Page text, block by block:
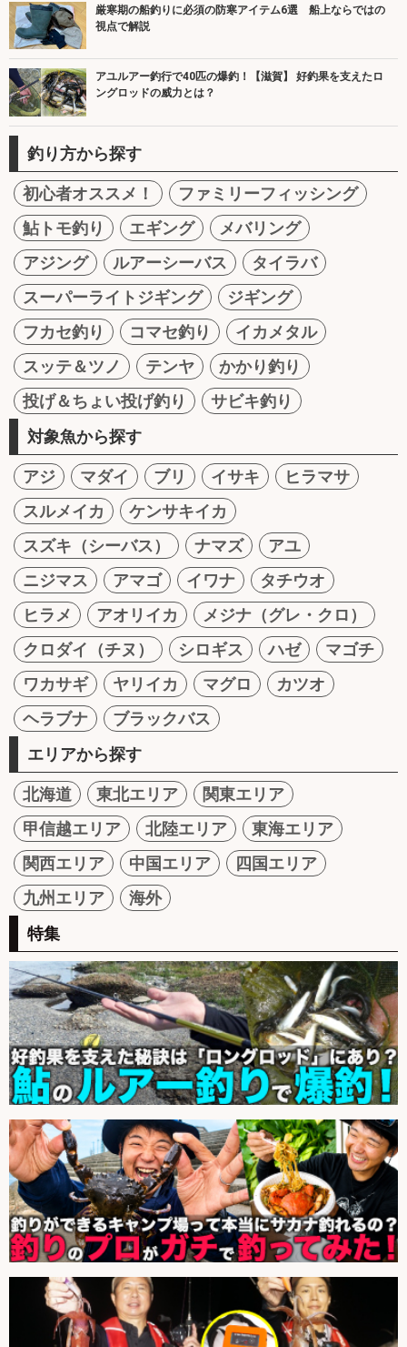
厳寒期の船釣りに必須の防寒アイテム6選 船上ならではの
視点で解説
アユルアー釣行で40匹の爆釣！【滋賀】 好釣果を支えたロ
ングロッドの威力とは？
釣り方から探す
初心者オススメ！
ファミリーフィッシング
鮎トモ釣り
エギング
メバリング
アジング
ルアーシーバス
タイラバ
スーパーライトジギング
ジギング
フカセ釣り
コマセ釣り
イカメタル
スッテ＆ツノ
テンヤ
かかり釣り
投げ＆ちょい投げ釣り
サビキ釣り
対象魚から探す
アジ マダイ ブリ イサキ
ヒラマサ
スルメイカ
ケンサキイカ
スズキ（シーバス）
ナマズ
アユ
ニジマス
アマゴ イワナ
タチウオ
ヒラメ
アオリイカ
メジナ（グレ・クロ）
クロダイ（チヌ）
シロギス ハゼ
マゴチ
ワカサギ
ヤリイカ マグロ
カツオ
ヘラブナ
ブラックバス
エリアから探す
北海道 東北エリア
関東エリア
甲信越エリア
北陸エリア
東海エリア
関西エリア
中国エリア
四国エリア
九州エリア
海外
特集